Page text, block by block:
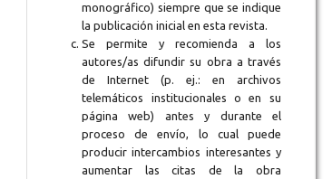
monográfico) siempre que se indique
la publicación inicial en esta revista.
Se permite y recomienda a los
autores/as difundir su obra a través
de Internet (p. ej.: en archivos
telemáticos institucionales o en su
página web) antes y durante el
proceso de envío, lo cual puede
producir intercambios interesantes y
aumentar las citas de la obra